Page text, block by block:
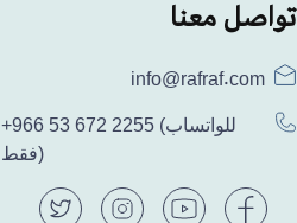
تواصل معنا
info@rafraf.com
+966 53 672 2255 (للواتساب
فقط)